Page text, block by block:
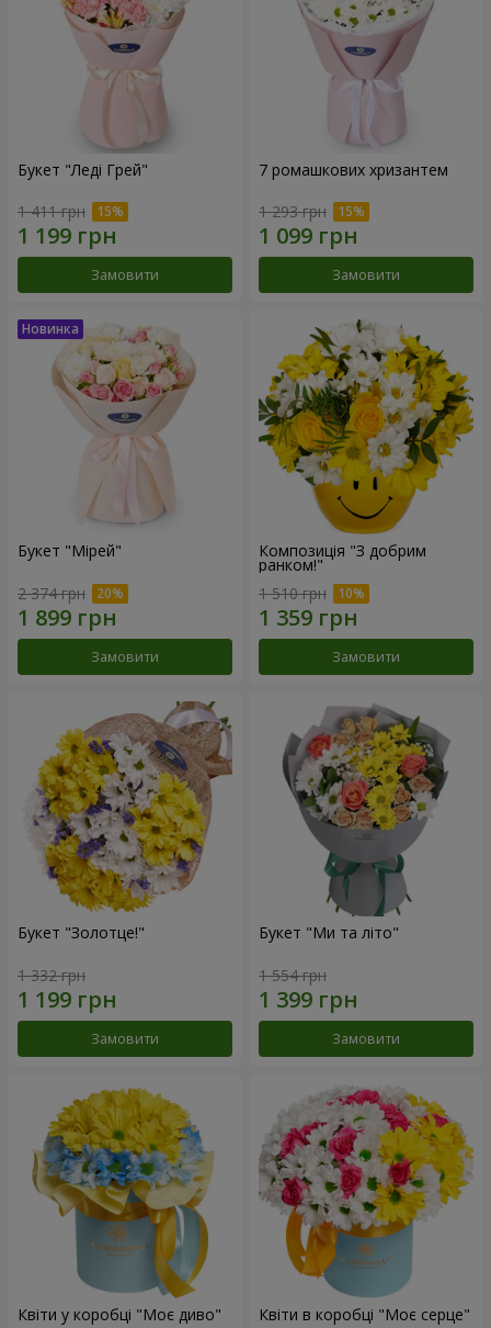
Букет "Леді Грей"
1 411 грн
Замовити
7 ромашкових хризантем
1 293 грн
Замовити
Букет "Мірей"
2 374 грн
Замовити
Композиція "З добрим
ранком!"
1 510 грн
Замовити
Букет "Золотце!"
1 332 грн
Замовити
Букет "Ми та літо"
1 554 грн
Замовити
Квіти у коробці "Моє диво" Квіти в коробці "Моє серце"